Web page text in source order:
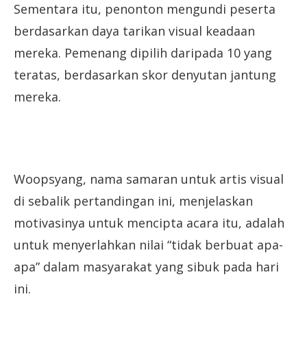
Sementara itu, penonton mengundi peserta
berdasarkan daya tarikan visual keadaan
mereka. Pemenang dipilih daripada 10 yang
teratas, berdasarkan skor denyutan jantung
mereka.
Woopsyang, nama samaran untuk artis visual
di sebalik pertandingan ini, menjelaskan
motivasinya untuk mencipta acara itu, adalah
untuk menyerlahkan nilai “tidak berbuat apa-
apa” dalam masyarakat yang sibuk pada hari
ini.